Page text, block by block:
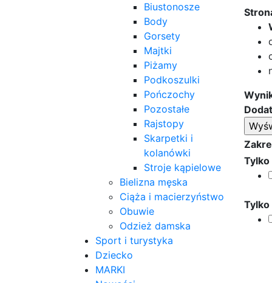
Biustonosze
Body
Gorsety
Majtki
Piżamy
Podkoszulki
Pończochy
Pozostałe
Rajstopy
Skarpetki i
kolanówki
Stroje kąpielowe
Bielizna męska
Ciąża i macierzyństwo
Obuwie
Odzież damska
Sport i turystyka
Dziecko
MARKI